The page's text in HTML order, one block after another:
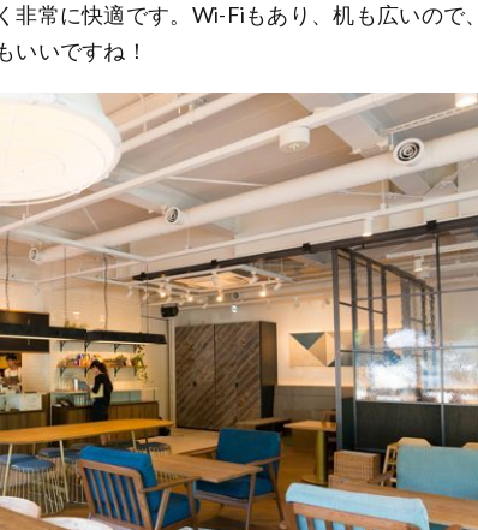
常に快適です。Wi-Fiもあり、机も広いので、
いいですね！